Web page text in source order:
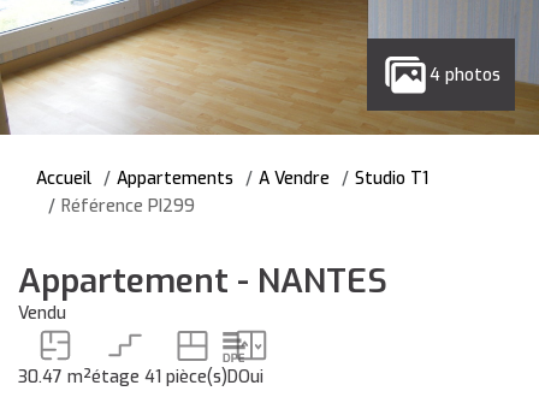
4 photos
Accueil Appartements A Vendre
Studio T1
Référence PI299
Appartement - NANTES
Vendu
30.47 m²étage 41 pièce(s)DOui